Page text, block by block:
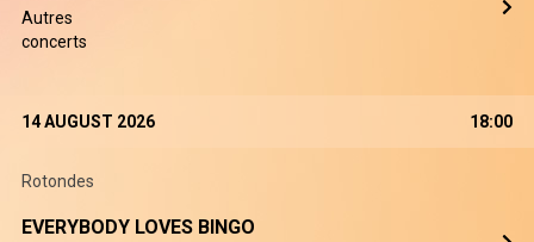
Autres
concerts
14 AUGUST 2026 18:00
Rotondes
EVERYBODY LOVES BINGO